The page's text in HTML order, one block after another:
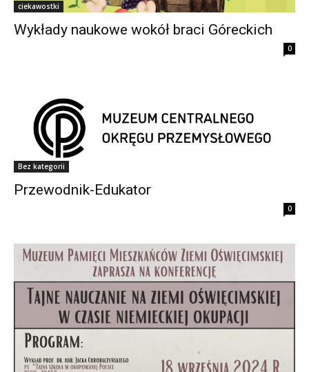
ciekawostki
Wykłady naukowe wokół braci Góreckich
0
Bez kategorii
Przewodnik-Edukator
0